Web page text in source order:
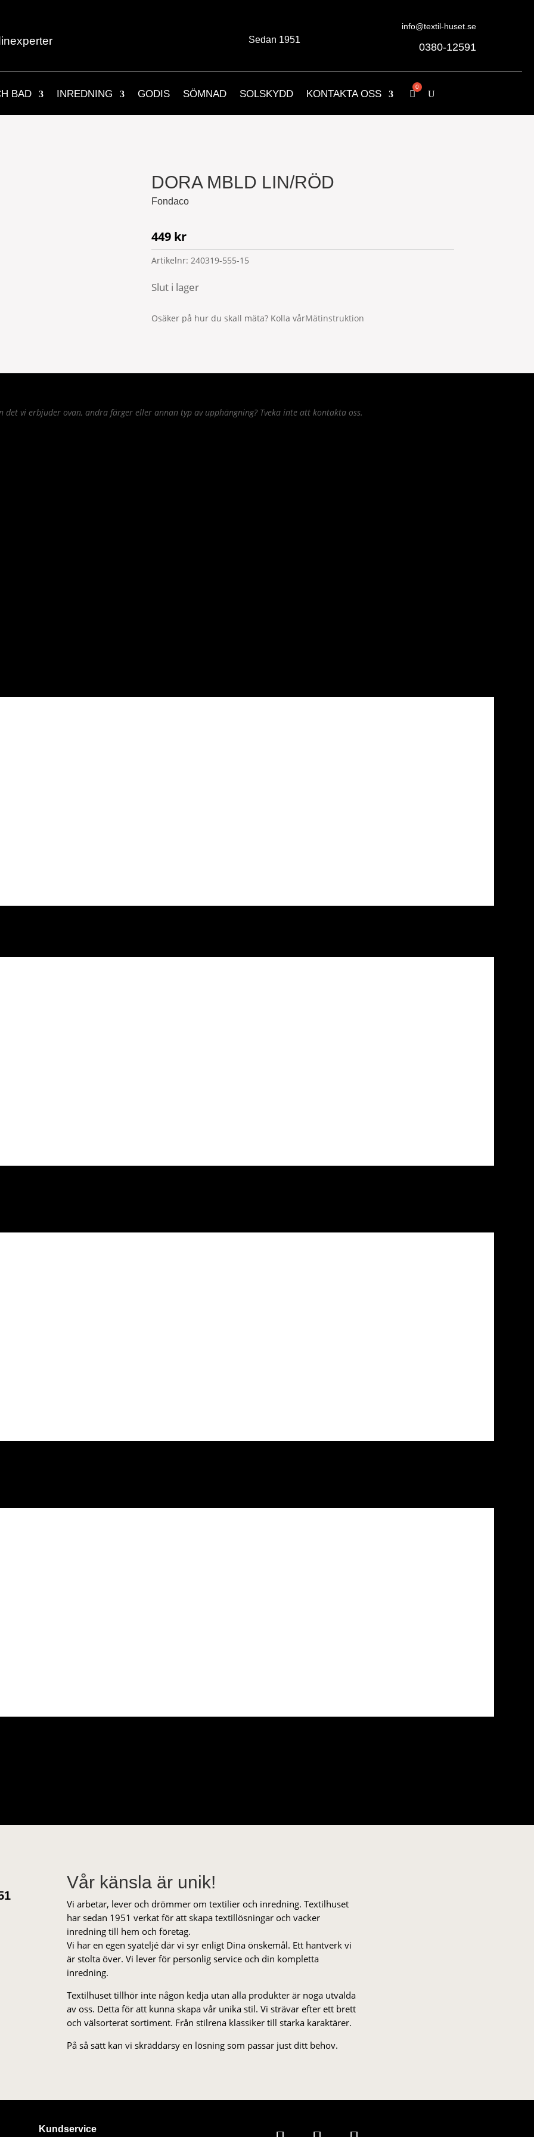
Sedan 1951
info@textil-huset.se
0380-12591
BAD INREDNING GODIS SÖMNAD SOLSKYDD KONTAKTA OSS
DORA MBLD LIN/RÖD
Fondaco
449 kr
Artikelnr: 240319-555-15
Slut i lager
Osäker på hur du skall mäta? Kolla vårMätinstruktion
det vi erbjuder ovan, andra färger eller annan typ av upphängning? Tveka inte att kontakta oss.
Vår känsla är unik!
Vi arbetar, lever och drömmer om textilier och inredning. Textilhuset
har sedan 1951 verkat för att skapa textillösningar och vacker
inredning till hem och företag.
Vi har en egen syateljé där vi syr enligt Dina önskemål. Ett hantverk vi
är stolta över. Vi lever för personlig service och din kompletta
inredning.
Textilhuset tillhör inte någon kedja utan alla produkter är noga utvalda
av oss. Detta för att kunna skapa vår unika stil. Vi strä­var efter ett brett
och välsorterat sor­ti­ment. Från stil­rena klas­siker till starka karaktärer.
På så sätt kan vi skräddarsy en lösning som passar just ditt behov.
Kundservice